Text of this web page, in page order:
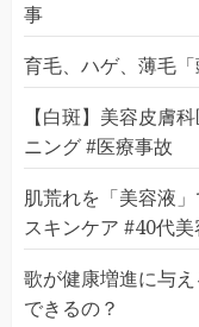
事
育毛、ハゲ、薄毛「
【白斑】美容皮膚
ニング #医療事故
肌荒れを「美容液
スキンケア #40代美
歌が健康増進に与
できるの？